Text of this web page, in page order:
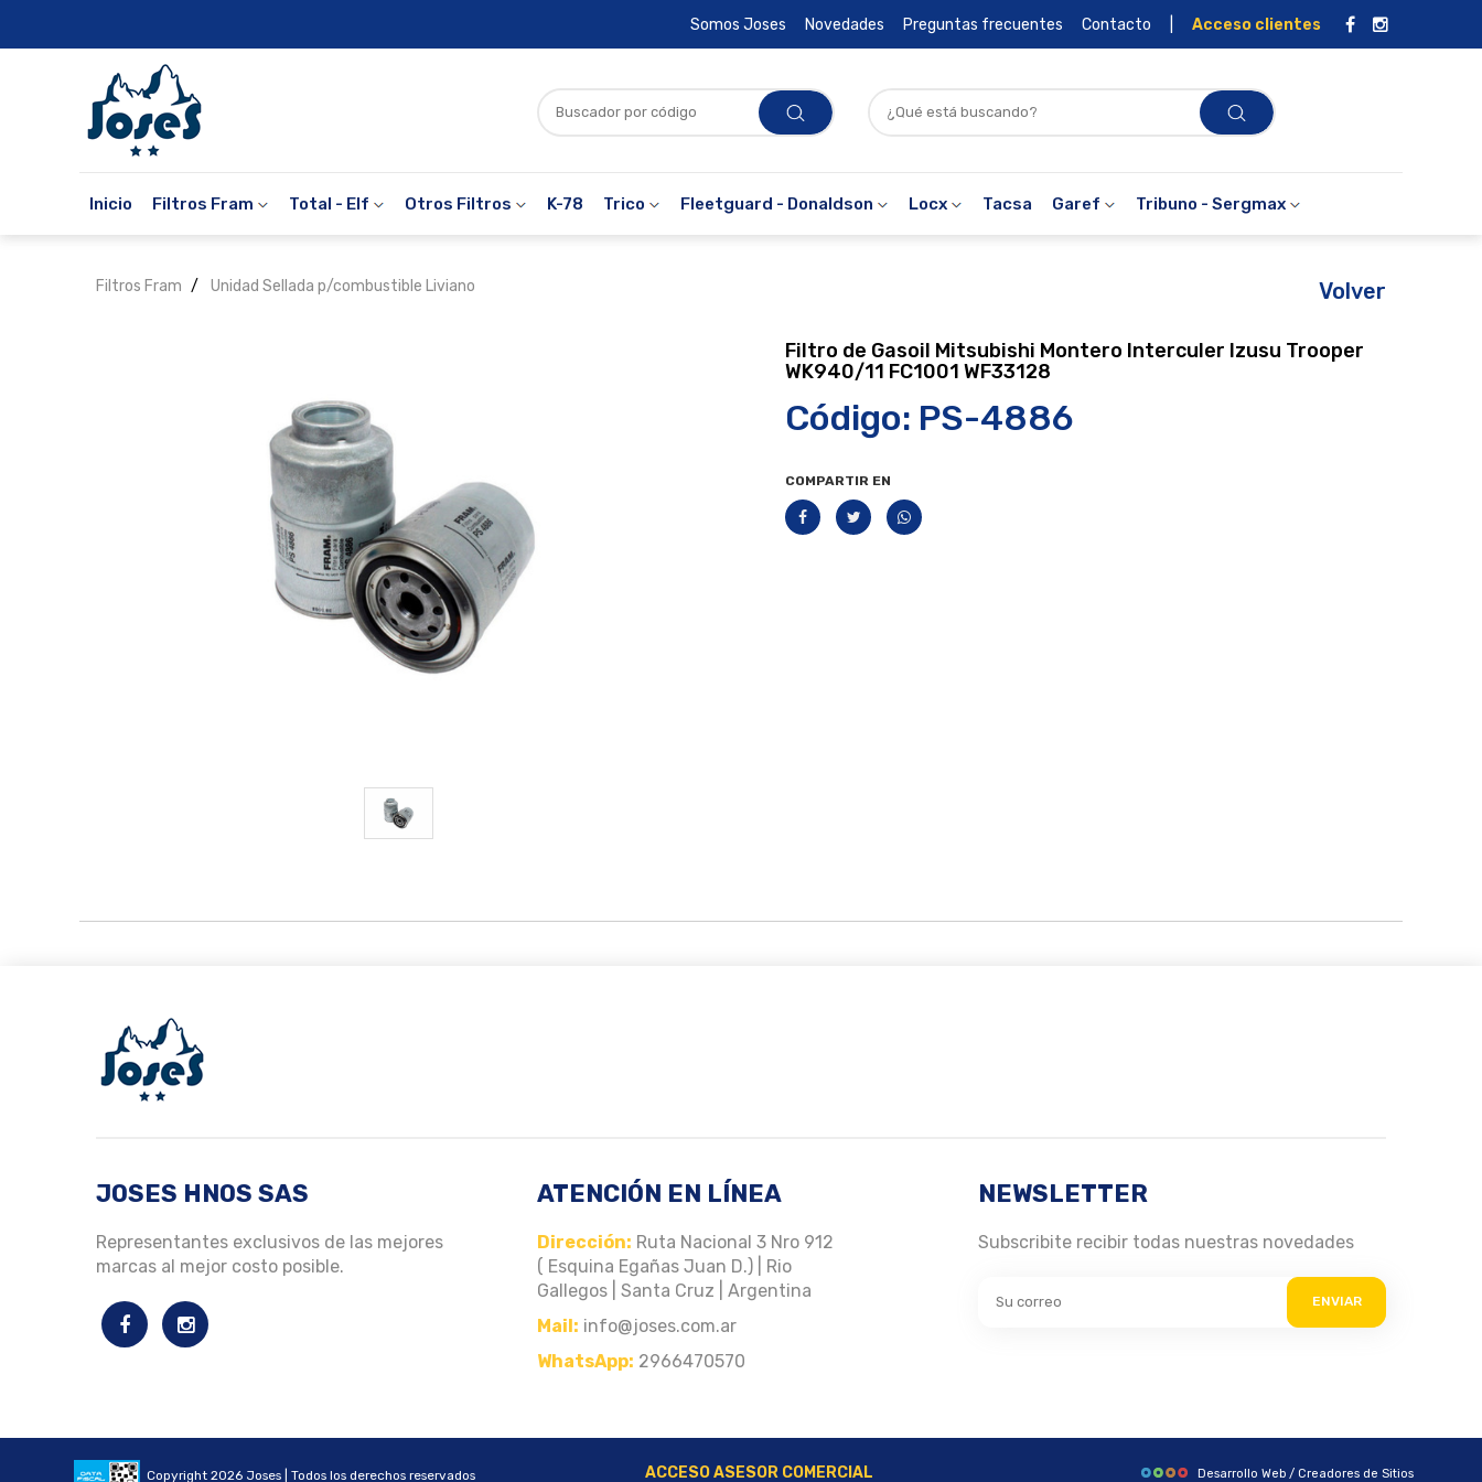
Somos Joses Novedades Preguntas frecuentes Contacto Acceso clientes
Inicio Filtros Fram Total - Elf Otros Filtros K-78 Trico Fleetguard - Donaldson Locx Tacsa Garef Tribuno - Sergmax
Filtros Fram Unidad Sellada p/combustible Liviano Volver
Filtro de Gasoil Mitsubishi Montero Interculer Izusu Trooper
WK940/11 FC1001 WF33128
Código: PS-4886
COMPARTIR EN
JOSES HNOS SAS
Representantes exclusivos de las mejores
marcas al mejor costo posible.
ATENCIÓN EN LÍNEA
Dirección: Ruta Nacional 3 Nro 912
( Esquina Egañas Juan D.) | Rio
Gallegos | Santa Cruz | Argentina
Mail: info@joses.com.ar
WhatsApp: 2966470570
NEWSLETTER
Subscribite recibir todas nuestras novedades
ENVIAR
Copyright 2026 Joses | Todos los derechos reservados ACCESO ASESOR COMERCIAL Desarrollo Web / Creadores de Sitios